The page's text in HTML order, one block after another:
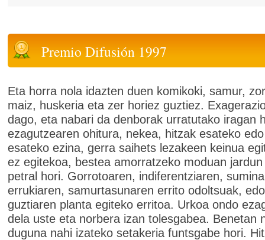
Premio Difusión 1997
Eta horra nola idazten duen komikoki, samur,
maiz, huskeria eta zer horiez guztiez.
dago, eta nabari da denborak urratutako iragan
ezagutzearen ohitura, nekea, hitzak esateko
esateko ezina, gerra saihets lezakeen keinua
ez egitekoa, bestea amorratzeko moduan
petral hori. Gorrotoaren, indiferentziaren,
errukiaren, samurtasunaren errito odoltsuak,
guztiaren planta egiteko erritoa. Urkoa ondo
dela uste eta norbera izan tolesgabea. Benetan
duguna nahi izateko setakeria funtsgabe hori.